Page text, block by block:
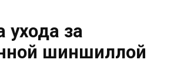
ухода за
шиншиллой